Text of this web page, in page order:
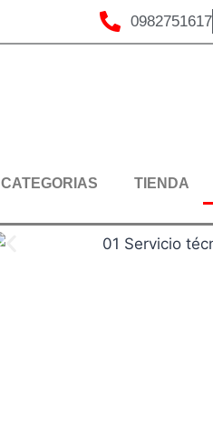
0982751617
CATEGORIAS TIENDA